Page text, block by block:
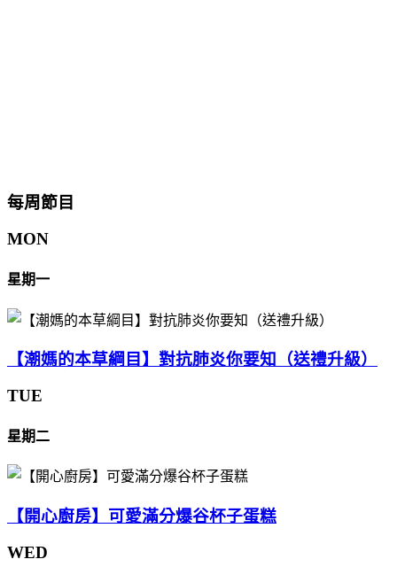
每周節目
MON
星期一
【潮媽的本草綱目】對抗肺炎你要知（送禮升級）
TUE
星期二
【開心廚房】可愛滿分爆谷杯子蛋糕
WED